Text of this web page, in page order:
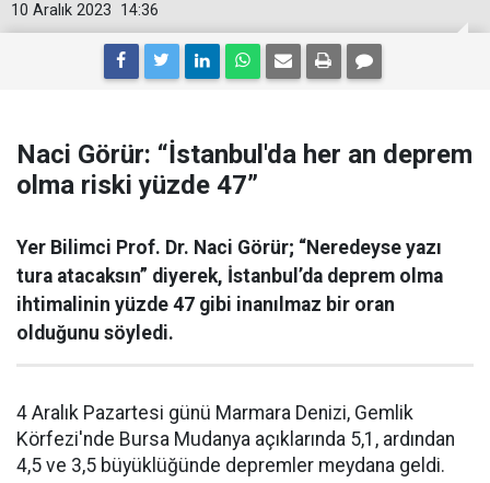
14:36
10 Aralık 2023
Naci Görür: “İstanbul'da her an deprem
olma riski yüzde 47”
Yer Bilimci Prof. Dr. Naci Görür; “Neredeyse yazı
tura atacaksın” diyerek, İstanbul’da deprem olma
ihtimalinin yüzde 47 gibi inanılmaz bir oran
olduğunu söyledi.
4 Aralık Pazartesi günü Marmara Denizi, Gemlik
Körfezi'nde Bursa Mudanya açıklarında 5,1, ardından
4,5 ve 3,5 büyüklüğünde depremler meydana geldi.